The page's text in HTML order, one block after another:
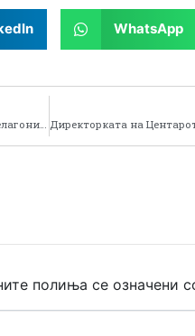
WhatsApp
полиња се означени